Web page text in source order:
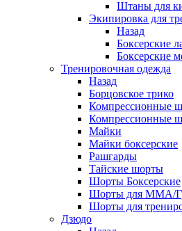
Штаны для
Экипировка для
Назад
Боксерские
Боксерские
Тренировочная одежда
Назад
Борцовское трико
Компрессионные
Компрессионные
Майки
Майки боксерские
Рашгарды
Тайские шорты
Шорты Боксерские
Шорты для ММА/
Шорты для
Дзюдо